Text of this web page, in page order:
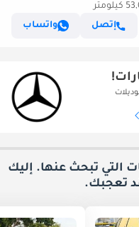
إتصل
واتساب
التي تبحث عنها. إليك
تعجبك.